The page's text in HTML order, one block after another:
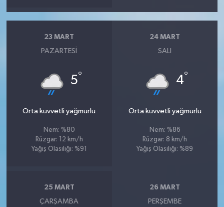
23 MART
PAZARTESI
5°
Orta kuvvetli yağmurlu
Nem: %80
Rüzgar: 12 km/h
Yağış Olasılığı: %91
24 MART
SALI
4°
Orta kuvvetli yağmurlu
Nem: %86
Rüzgar: 8 km/h
Yağış Olasılığı: %89
25 MART
ÇARŞAMBA
26 MART
PERŞEMBE